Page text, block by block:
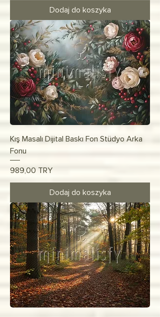
Dodaj do koszyka
Kış Masalı Dijital Baskı Fon Stüdyo Arka
Fonu
Cena
989,00 TRY
Dodaj do koszyka